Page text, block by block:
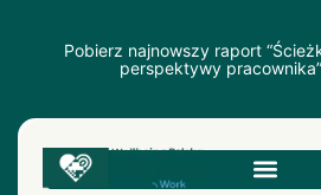
Pobierz najnowszy raport
perspektywy pracownika”